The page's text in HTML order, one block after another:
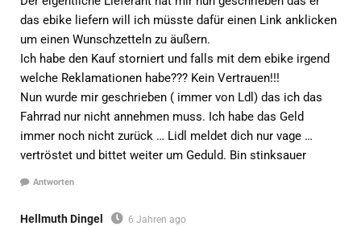
das ebike liefern will ich müsste dafür einen Link anklicken
um einen Wunschzetteln zu äußern.
Ich habe den Kauf storniert und falls mit dem ebike irgend
welche Reklamationen habe??? Kein Vertrauen!!!
Nun wurde mir geschrieben ( immer von Ldl) das ich das
Fahrrad nur nicht annehmen muss. Ich habe das Geld
immer noch nicht zurück … Lidl meldet dich nur vage …
vertröstet und bittet weiter um Geduld. Bin stinksauer
Antworten
Hellmuth Dingel 6 Jahren ago